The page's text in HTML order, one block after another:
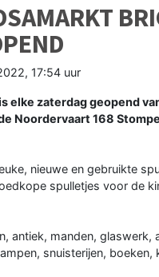
17:54 uur
elke zaterdag geopend
Noordervaart 168
nieuwe en gebruikte
spulletjes voor de
antiek, manden,
snuisterijen, boeken,